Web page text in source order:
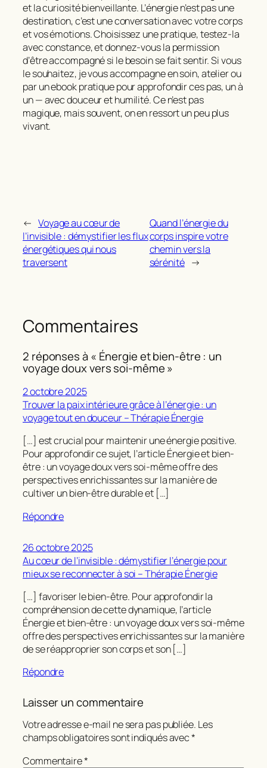
et la curiosité bienveillante. L’énergien’est pas une
destination, c’est une conversation avec votre corps
et vos émotions. Choisissez une pratique, testez‑la
avec constance, et donnez‑vous la permission
d’être accompagné si le besoin se fait sentir. Si vous
le souhaitez, je vous accompagne en soin, atelier ou
par un ebook pratique pour approfondir ces pas, un à
un — avec douceur et humilité. Ce n’est pas
magique, mais souvent, on en ressort un peu plus
vivant.
← Voyage au cœur de
l’invisible : démystifier les flux
énergétiques qui nous
traversent
Quand l’énergie du
corps inspire votre
chemin vers la
sérénité →
Commentaires
2 réponses à « Énergie et bien-être : un
voyage doux vers soi-même »
2 octobre 2025
Trouver la paix intérieure grâce à l’énergie : un
voyage tout en douceur – Thérapie Énergie
[…] est crucial pour maintenir une énergie positive.
Pour approfondir ce sujet, l’article Énergie et bien-
être : un voyage doux vers soi-même offre des
perspectives enrichissantes sur la manière de
cultiver un bien-être durable et […]
Répondre
26 octobre 2025
Au cœur de l’invisible : démystifier l’énergie pour
mieux se reconnecter à soi – Thérapie Énergie
[…] favoriser le bien-être. Pour approfondir la
compréhension de cette dynamique, l’article
Énergie et bien-être : un voyage doux vers soi-même
offre des perspectives enrichissantes sur la manière
de se réapproprier son corps et son […]
Répondre
Laisser un commentaire
Votre adresse e-mail ne sera pas publiée. Les
champs obligatoires sont indiqués avec*
Commentaire*